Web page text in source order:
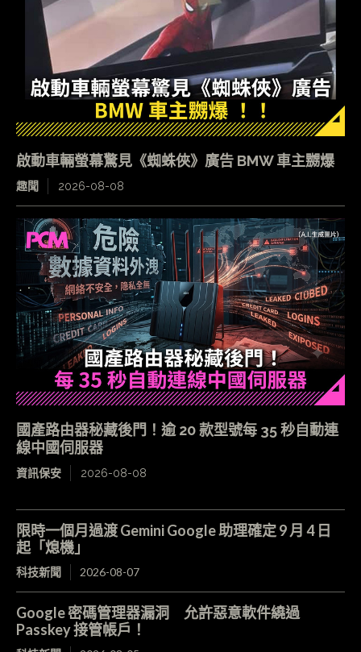
啟動車輛螢幕驚見《蜘蛛俠》廣告 BMW 車主嬲爆
趣聞 2026-08-08
國產路由器秘藏後門！逾 20 款型號每 35 秒自動連
線中國伺服器
資訊保安 2026-08-08
限時一個月過渡 Gemini Google 助理確定 9 月 4 日
起「熄機」
科技新聞 2026-08-07
Google 密碼管理器漏洞 允許惡意軟件繞過
Passkey 接管帳戶！